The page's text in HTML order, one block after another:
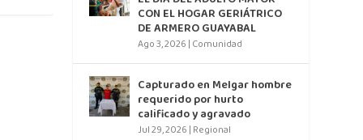
CON EL HOGAR GERIÁTRICO
DE ARMERO GUAYABAL
Ago 3, 2026 | Comunidad
Capturado en Melgar hombre
requerido por hurto
calificado y agravado
Jul 29, 2026 | Regional